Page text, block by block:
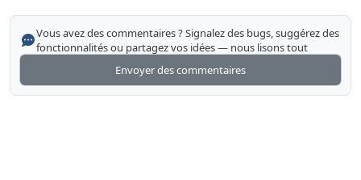
Vous avez des commentaires ? Signalez des bugs, suggérez des
fonctionnalités ou partagez vos idées — nous lisons tout
Envoyer des commentaires